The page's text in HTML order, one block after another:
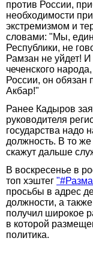
против России,
необходимости
экстремизмом и
словами: "Мы,
Республики, не
Рамзан не уйдет!
чеченского
России, он обязан
Акбар!"
Ранее Кадыров
руководителя
государства надо
должность. В то
скажут дальше
В воскресенье в
топ хэштег
просьбы в адрес
должности, а
получил широкое
в которой
политика.